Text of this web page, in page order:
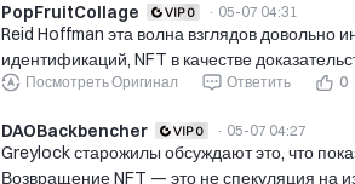
PopFruitCollage · 05-07 04:31
Reid Hoffman эта волна взглядов довольно
идентификаций, NFT в качестве
Посмотреть Оригинал Ответить 0
DAOBackbencher · 05-07 04:27
Greylock старожилы обсуждают это, что
Возвращение NFT — это не спекуляция на